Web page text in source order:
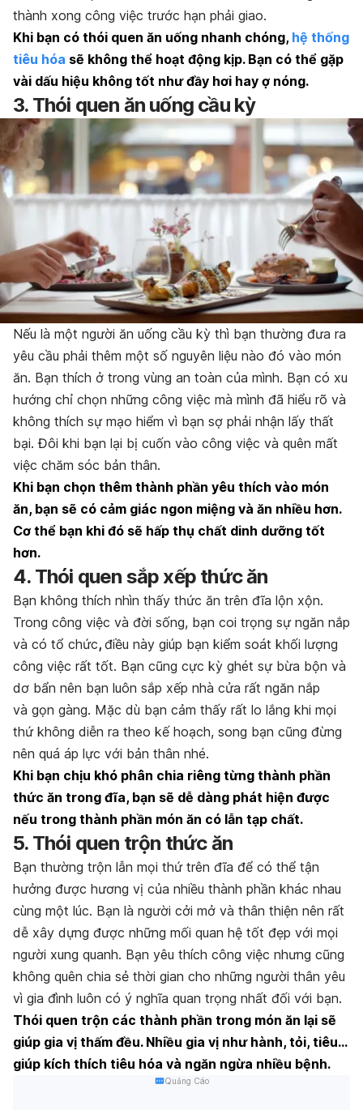
thành xong công việc trước hạn phải giao.
Khi bạn có thói quen ăn uống nhanh chóng, hệ thống
tiêu hóa sẽ không thể hoạt động kịp. Bạn có thể gặp
vài dấu hiệu không tốt như đầy hơi hay ợ nóng.
3. Thói quen ăn uống cầu kỳ
Nếu là một người ăn uống cầu kỳ thì bạn thường đưa ra
yêu cầu phải thêm một số nguyên liệu nào đó vào món
ăn. Bạn thích ở trong vùng an toàn của mình. Bạn có xu
hướng chỉ chọn những công việc mà mình đã hiểu rõ và
không thích sự mạo hiểm vì bạn sợ phải nhận lấy thất
bại. Đôi khi bạn lại bị cuốn vào công việc và quên mất
việc chăm sóc bản thân.
Khi bạn chọn thêm thành phần yêu thích vào món
ăn, bạn sẽ có cảm giác ngon miệng và ăn nhiều hơn.
Cơ thể bạn khi đó sẽ hấp thụ chất dinh dưỡng tốt
hơn.
4. Thói quen sắp xếp thức ăn
Bạn không thích nhìn thấy thức ăn trên đĩa lộn xộn.
Trong công việc và đời sống, bạn coi trọng sự ngăn nắp
và có tổ chức, điều này giúp bạn kiểm soát khối lượng
công việc rất tốt. Bạn cũng cực kỳ ghét sự bừa bộn và
dơ bẩn nên bạn luôn sắp xếp nhà cửa rất ngăn nắp
và gọn gàng. Mặc dù bạn cảm thấy rất lo lắng khi mọi
thứ không diễn ra theo kế hoạch, song bạn cũng đừng
nên quá áp lực với bản thân nhé.
Khi bạn chịu khó phân chia riêng từng thành phần
thức ăn trong đĩa, bạn sẽ dễ dàng phát hiện được
nếu trong thành phần món ăn có lẫn tạp chất.
5. Thói quen trộn thức ăn
Bạn thường trộn lẫn mọi thứ trên đĩa để có thể tận
hưởng được hương vị của nhiều thành phần khác nhau
cùng một lúc. Bạn là người cởi mở và thân thiện nên rất
dễ xây dựng được những mối quan hệ tốt đẹp với mọi
người xung quanh. Bạn yêu thích công việc nhưng cũng
không quên chia sẻ thời gian cho những người thân yêu
vì gia đình luôn có ý nghĩa quan trọng nhất đối với bạn.
Thói quen trộn các thành phần trong món ăn lại sẽ
giúp gia vị thấm đều. Nhiều gia vị như hành, tỏi, tiêu…
giúp kích thích tiêu hóa và ngăn ngừa nhiều bệnh.
Quảng Cáo